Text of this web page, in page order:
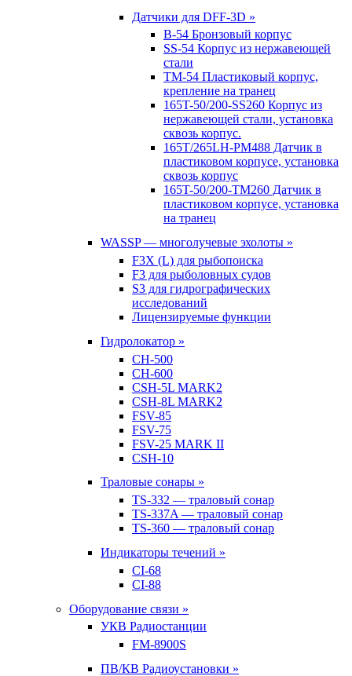
Датчики для DFF-3D »
B-54 Бронзовый корпус
SS-54 Корпус из нержавеющей
стали
TM-54 Пластиковый корпус,
крепление на транец
165T-50/200-SS260 Корпус из
нержавеющей стали, установка
сквозь корпус.
165T/265LH-PM488 Датчик в
пластиковом корпусе, установка
сквозь корпус
165T-50/200-TM260 Датчик в
пластиковом корпусе, установка
на транец
WASSP — многолучевые эхолоты »
F3X (L) для рыбопоиска
F3 для рыболовных судов
S3 для гидрографических
исследований
Лицензируемые функции
Гидролокатор »
CH-500
CH-600
CSH-5L MARK2
CSH-8L MARK2
FSV-85
FSV-75
FSV-25 MARK II
CSH-10
Траловые сонары »
TS-332 — траловый сонар
TS-337A — траловый сонар
TS-360 — траловый сонар
Индикаторы течений »
CI-68
CI-88
Оборудование связи »
УКВ Радиостанции
FM-8900S
ПВ/КВ Радиоустановки »